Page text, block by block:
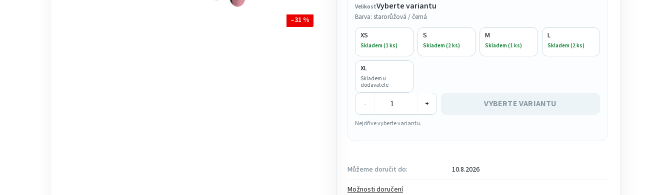
VelikostVyberte variantu
Barva: starorůžová / černá
XS
Skladem (1 ks)
S
Skladem (2 ks)
M
Skladem (1 ks)
L
Skladem (2 ks)
XL
Skladem u
dodavatele
- + VYBERTE VARIANTU
Nejdříve vyberte variantu.
Můžeme doručit do:
10.8.2026
Možnosti doručení
–31 %